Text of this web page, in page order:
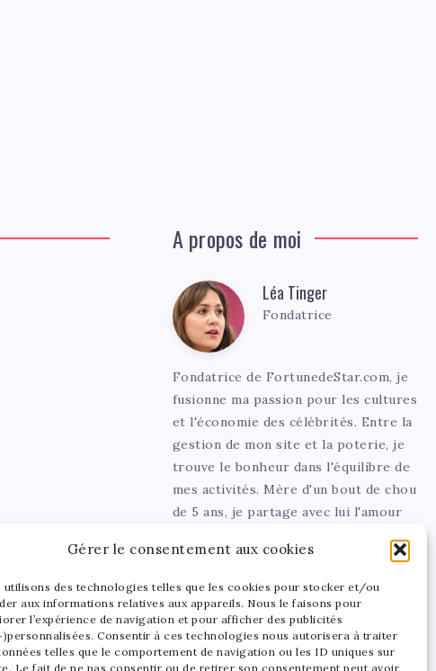
Gérer le consentement aux cookies
utilisons des technologies telles que les cookies pour stocker et/ou
aux informations relatives aux appareils. Nous le faisons pour
l’expérience de navigation et pour afficher des publicités
Consentir à ces technologies nous autorisera à traiter
telles que le comportement de navigation ou les ID uniques sur
Le fait de ne pas consentir ou de retirer son consentement peut avoir
A propos de moi
Léa
Tinger
Léa Tinger
Fondatrice
Fondatrice de FortunedeStar.com, je
fusionne ma passion pour les cultures
et l'économie des célébrités. Entre la
gestion de mon site et la poterie, je
trouve le bonheur dans l'équilibre de
mes activités. Mère d'un bout de chou
de 5 ans, je partage avec lui l'amour